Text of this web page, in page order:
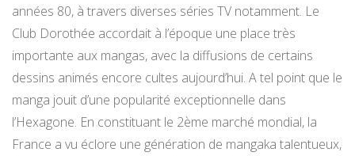
années 80, à travers diverses séries TV notamment. Le
Club Dorothée accordait à l’époque une place très
importante aux mangas, avec la diffusions de certains
dessins animés encore cultes aujourd’hui. A tel point que le
manga jouit d’une popularité exceptionnelle dans
l’Hexagone. En constituant le 2ème marché mondial, la
France a vu éclore une génération de mangaka talentueux,